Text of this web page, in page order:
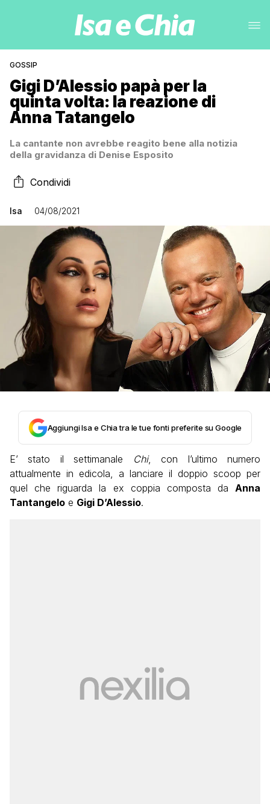
GOSSIP
Gigi D’Alessio papà per la
quinta volta: la reazione di
Anna Tatangelo
La cantante non avrebbe reagito bene alla notizia
della gravidanza di Denise Esposito
Condividi
Isa 04/08/2021
Aggiungi Isa e Chia tra le tue fonti preferite su Google
E’ stato il settimanale Chi, con l’ultimo numero
attualmente in edicola, a lanciare il doppio scoop per
quel che riguarda la ex coppia composta da Anna
Tantangelo e Gigi D’Alessio.